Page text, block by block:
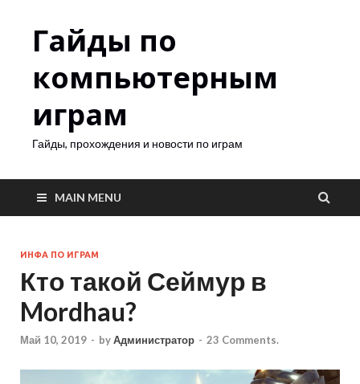
Гайды по
компьютерным
играм
Гайды, прохождения и новости по играм
MAIN MENU
ИНФА ПО ИГРАМ
Кто такой Сеймур в
Mordhau?
Май 10, 2019 - byАдминистратор - 23 Comments.